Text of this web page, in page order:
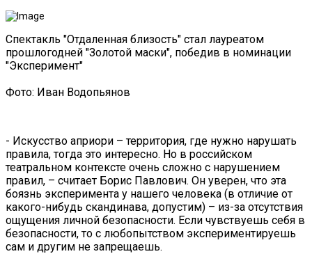
Спектакль "Отдаленная близость" стал лауреатом
прошлогодней "Золотой маски", победив в номинации
"Эксперимент"
Фото: Иван Водопьянов
- Искусство априори – территория, где нужно нарушать
правила, тогда это интересно. Но в российском
театральном контексте очень сложно с нарушением
правил, – считает Борис Павлович. Он уверен, что эта
боязнь эксперимента у нашего человека (в отличие от
какого-нибудь скандинава, допустим) – из-за отсутствия
ощущения личной безопасности. Если чувствуешь себя в
безопасности, то с любопытством экспериментируешь
сам и другим не запрещаешь.